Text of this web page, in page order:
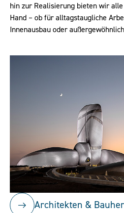
hin zur Realisierung bieten wir
Hand – ob für alltagstaugliche
Innenausbau oder
Architekten &